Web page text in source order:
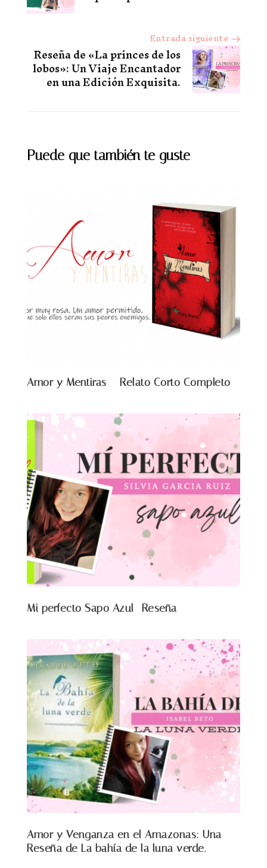
entradas
Entrada siguiente
Reseña de «La princes de los
lobos»: Un Viaje Encantador
en una Edición Exquisita.
Puede que también te guste
Amor y Mentiras – Relato Corto Completo
Mi perfecto Sapo Azul -Reseña
Amor y Venganza en el Amazonas: Una
Reseña de La bahía de la luna verde.